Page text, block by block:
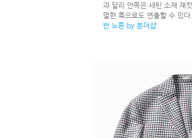
과 달리 안쪽은 새틴 소재 재
멀한 룩으로도 연출할 수 있
반 노튼 by 분더샵